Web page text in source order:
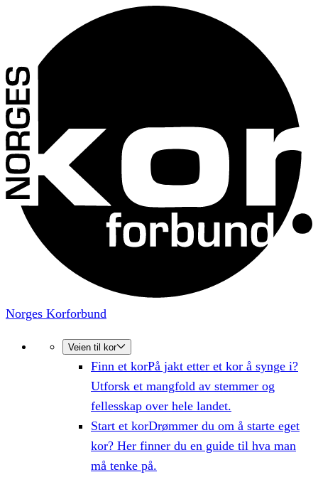
Norges Korforbund
Veien til kor
Finn et korPå jakt etter et kor å synge i?
Utforsk et mangfold av stemmer og
fellesskap over hele landet.
Start et korDrømmer du om å starte eget
kor? Her finner du en guide til hva man
må tenke på.